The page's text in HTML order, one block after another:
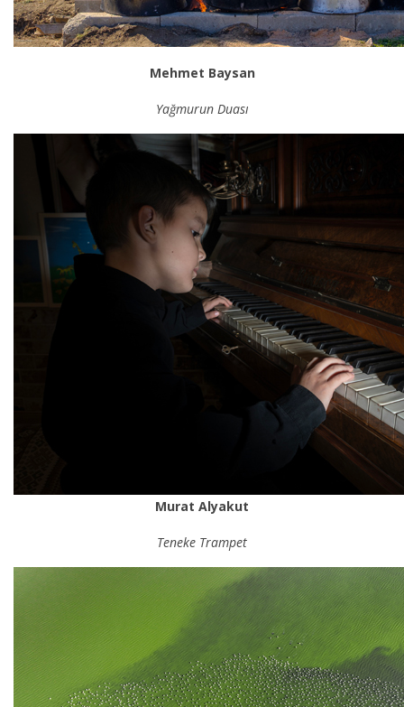
Mehmet Baysan
Yağmurun Duası
Murat Alyakut
Teneke Trampet